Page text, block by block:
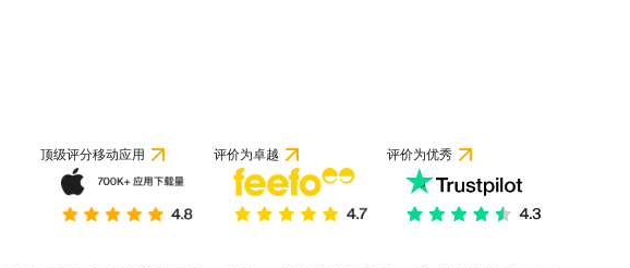
顶级评分移动应用 评价为卓越 评价为优秀